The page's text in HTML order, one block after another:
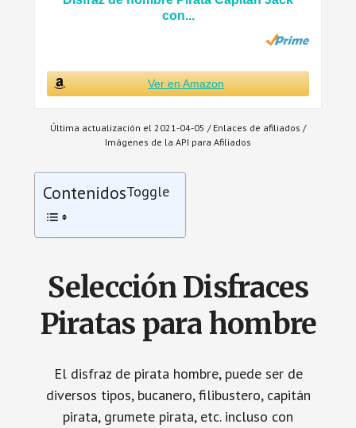
con...
Ver en Amazon
Última actualización el 2021-04-05 / Enlaces de afiliados /
Imágenes de la API para Afiliados
ContenidosToggle
Selección Disfraces
Piratas para hombre
El disfraz de pirata hombre, puede ser de
diversos tipos, bucanero, filibustero, capitán
pirata, grumete pirata, etc. incluso con